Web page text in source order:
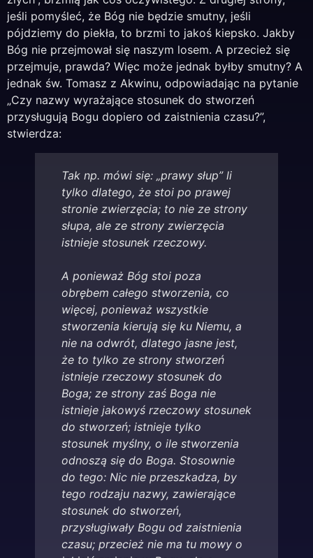
jeśli pomyśleć, że Bóg nie będzie smutny, jeśli
pójdziemy do piekła, to brzmi to jakoś kiepsko. Jakby
Bóg nie przejmował się naszym losem. A przecież się
przejmuje, prawda? Więc może jednak byłby smutny? A
jednak św. Tomasz z Akwinu, odpowiadając na pytanie
„Czy nazwy wyrażające stosunek do stworzeń
przysługują Bogu dopiero od zaistnienia czasu?”,
stwierdza:
Tak np. mówi się: „prawy słup” li
tylko dlatego, że stoi po prawej
stronie zwierzęcia; to nie ze strony
słupa, ale ze strony zwierzęcia
istnieje stosunek rzeczowy.
A ponieważ Bóg stoi poza
obrębem całego stworzenia, co
więcej, ponieważ wszystkie
stworzenia kierują się ku Niemu, a
nie na odwrót, dlatego jasne jest,
że to tylko ze strony stworzeń
istnieje rzeczowy stosunek do
Boga; ze strony zaś Boga nie
istnieje jakowyś rzeczowy stosunek
do stworzeń; istnieje tylko
stosunek myślny, o ile stworzenia
odnoszą się do Boga. Stosownie
do tego: Nic nie przeszkadza, by
tego rodzaju nazwy, zawierające
stosunek do stworzeń,
przysługiwały Bogu od zaistnienia
czasu; przecież nie ma tu mowy o